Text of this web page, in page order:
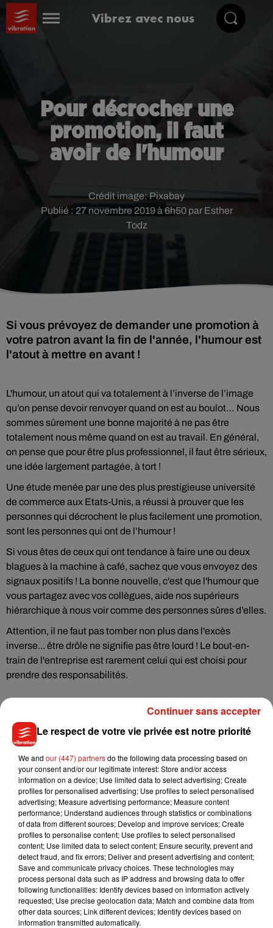
Vibrez avec nous
Pour décrocher une
promotion, il faut
avoir de l'humour
Publié : 27 novembre 2019 à 6h50 par Esther
Todz
Crédit image:Pixabay
Si vous prévoyez de demander une promotion à
votre patron avant la fin de l'année, l'humour est
l'atout à mettre en avant !
L'humour, un atout qui va totalement à l’inverse de l’image
qu’on pense devoir renvoyer quand on est au boulot… Nous
sommes sûrement une bonne majorité à ne pas être
totalement nous même quand on est au travail. En général,
on pense que pour être plus professionnel, il faut être sérieux,
une idée largement partagée, à tort !
Une étude menée par une des plus prestigieuse université
de commerce aux Etats-Unis, a réussi à prouver que les
personnes qui décrochent le plus facilement une promotion,
sont les personnes qui ont de l’humour !
Si vous êtes de ceux qui ont tendance à faire une ou deux
blagues à la machine à café, sachez que vous envoyez des
signaux positifs ! La bonne nouvelle, c'est que l'humour que
vous partagez avec vos collègues, aide nos supérieurs
hiérarchique à nous voir comme des personnes sûres d’elles.
Attention, il ne faut pas tomber non plus dans l'excès
inverse... être drôle ne signifie pas être lourd ! Le bout-en-
train de l'entreprise est rarement celui qui est choisi pour
prendre des responsabilités.
Musique
7 août 2026
Julien Lieb s’essaye à la vie de chatelain
dans son nouveau clip
7 août 2026
Madonna sort enfin le remix de « Love
Sensation » avec Kylie Minogue
Le respect de votre vie privée est notre priorité
We and our (447) partnersdo the following data processing based on
your consent and/or our legitimate interest: Store and/or access
information on a device; Use limited data to select advertising; Create
profiles for personalised advertising; Use profiles to select personalised
advertising; Measure advertising performance; Measure content
performance; Understand audiences through statistics or combinations
of data from different sources; Develop and improve services; Create
profiles to personalise content; Use profiles to select personalised
content; Use limited data to select content; Ensure security, prevent and
detect fraud, and fix errors; Deliver and present advertising and content;
Save and communicate privacy choices. These technologies may
process personal data such as IP address and browsing data to offer
following functionalities: Identify devices based on information actively
requested; Use precise geolocation data; Match and combine data from
other data sources; Link different devices; Identify devices based on
information transmitted automatically.
Continuer sans accepter